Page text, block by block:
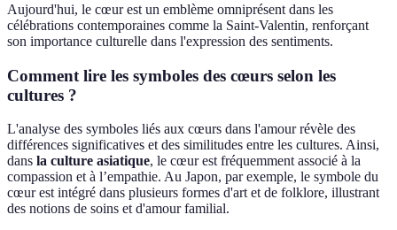
Aujourd'hui, le cœur est un emblème omniprésent dans les
célébrations contemporaines comme la Saint-Valentin, renforçant
son importance culturelle dans l'expression des sentiments.
Comment lire les symboles des cœurs selon les
cultures ?
L'analyse des symboles liés aux cœurs dans l'amour révèle des
différences significatives et des similitudes entre les cultures. Ainsi,
dans la culture asiatique, le cœur est fréquemment associé à la
compassion et à l’empathie. Au Japon, par exemple, le symbole du
cœur est intégré dans plusieurs formes d'art et de folklore, illustrant
des notions de soins et d'amour familial.